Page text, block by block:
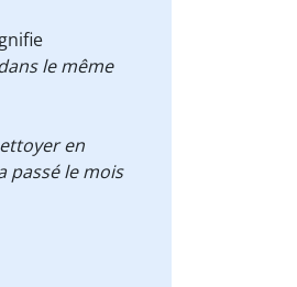
le même
en
passé le mois